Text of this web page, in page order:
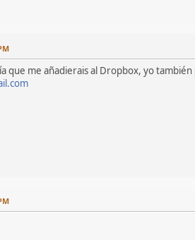
que me añadierais al Dropbox, yo